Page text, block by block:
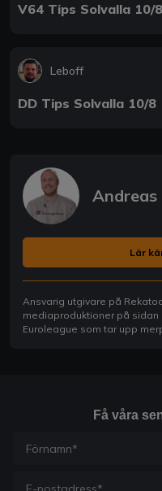
V64 Tips Solvalla 10/8
Leboff
DD Tips Solvalla 10/8
Andreas
Lär
Ansvarig utgivare på
mediaproduktioner på sidan
Euroleague som tar upp
Få våra